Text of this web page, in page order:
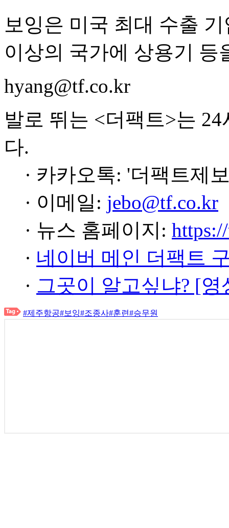
보잉은 미국 최대 수출
이상의 국가에 상용기 등
hyang@tf.co.kr
발로 뛰는 <더팩트>는
다.
· 카카오톡: '더팩트제
· 이메일: jebo@tf.co.kr
· 뉴스 홈페이지:
· 네이버 메인 더팩트
· 그곳이 알고싶냐? [
#제주항공#보잉#조종사#훈련#승무원